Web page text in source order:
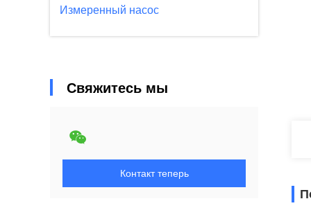
Измеренный насос
Свяжитесь мы
Контакт теперь